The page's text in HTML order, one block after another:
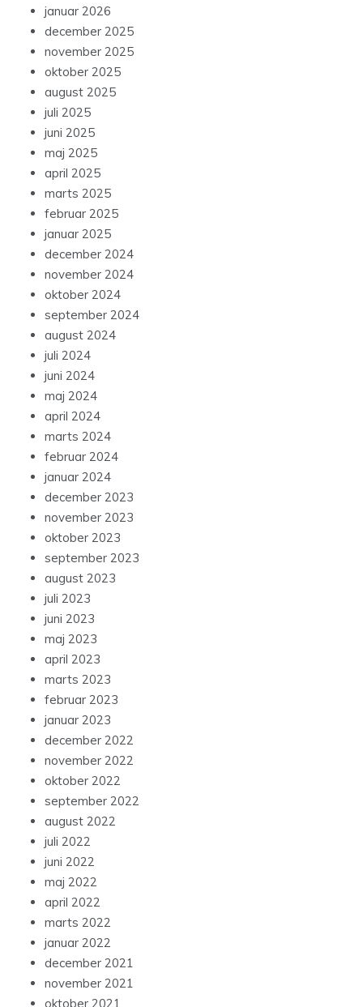
januar 2026
december 2025
november 2025
oktober 2025
august 2025
juli 2025
juni 2025
maj 2025
april 2025
marts 2025
februar 2025
januar 2025
december 2024
november 2024
oktober 2024
september 2024
august 2024
juli 2024
juni 2024
maj 2024
april 2024
marts 2024
februar 2024
januar 2024
december 2023
november 2023
oktober 2023
september 2023
august 2023
juli 2023
juni 2023
maj 2023
april 2023
marts 2023
februar 2023
januar 2023
december 2022
november 2022
oktober 2022
september 2022
august 2022
juli 2022
juni 2022
maj 2022
april 2022
marts 2022
januar 2022
december 2021
november 2021
oktober 2021